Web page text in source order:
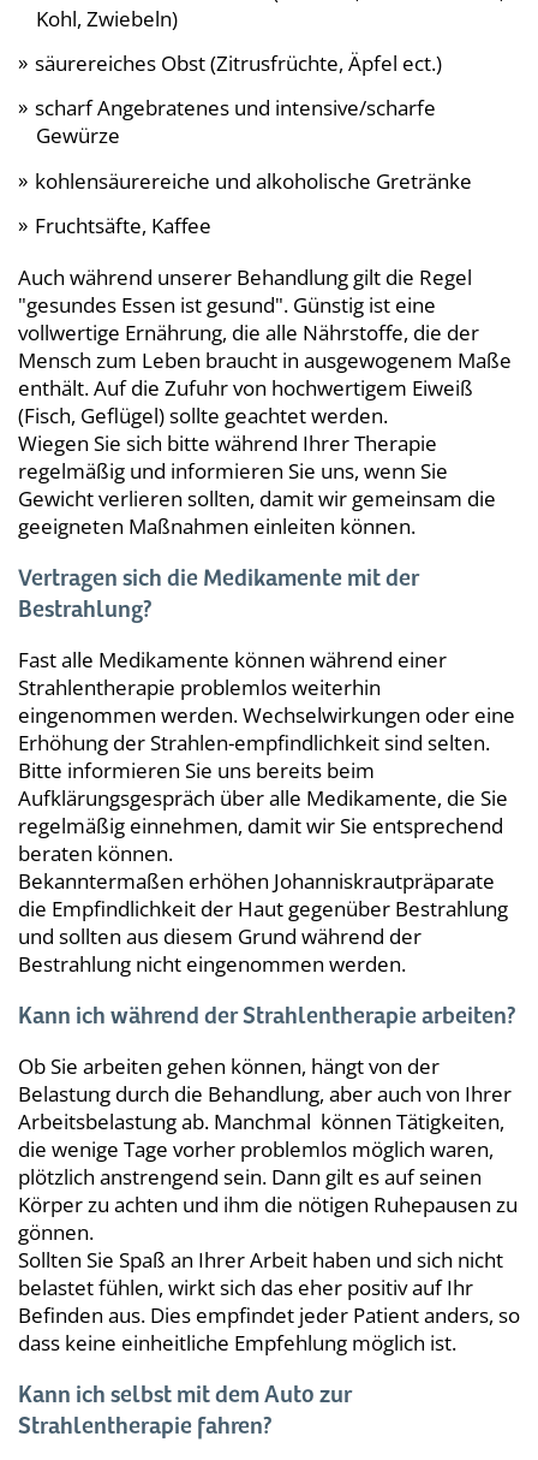
Kohl, Zwiebeln)
säurereiches Obst (Zitrusfrüchte, Äpfel ect.)
scharf Angebratenes und intensive/scharfe
Gewürze
kohlensäurereiche und alkoholische Gretränke
Fruchtsäfte, Kaffee
Auch während unserer Behandlung gilt die Regel
"gesundes Essen ist gesund". Günstig ist eine
vollwertige Ernährung, die alle Nährstoffe, die der
Mensch zum Leben braucht in ausgewogenem Maße
enthält. Auf die Zufuhr von hochwertigem Eiweiß
(Fisch, Geflügel) sollte geachtet werden.
Wiegen Sie sich bitte während Ihrer Therapie
regelmäßig und informieren Sie uns, wenn Sie
Gewicht verlieren sollten, damit wir gemeinsam die
geeigneten Maßnahmen einleiten können.
Vertragen sich die Medikamente mit der
Bestrahlung?
Fast alle Medikamente können während einer
Strahlentherapie problemlos weiterhin
eingenommen werden. Wechselwirkungen oder eine
Erhöhung der Strahlen-empfindlichkeit sind selten.
Bitte informieren Sie uns bereits beim
Aufklärungsgespräch über alle Medikamente, die Sie
regelmäßig einnehmen, damit wir Sie entsprechend
beraten können.
Bekanntermaßen erhöhen Johanniskrautpräparate
die Empfindlichkeit der Haut gegenüber Bestrahlung
und sollten aus diesem Grund während der
Bestrahlung nicht eingenommen werden.
Kann ich während der Strahlentherapie arbeiten?
Ob Sie arbeiten gehen können, hängt von der
Belastung durch die Behandlung, aber auch von Ihrer
Arbeitsbelastung ab. Manchmal können Tätigkeiten,
die wenige Tage vorher problemlos möglich waren,
plötzlich anstrengend sein. Dann gilt es auf seinen
Körper zu achten und ihm die nötigen Ruhepausen zu
gönnen.
Sollten Sie Spaß an Ihrer Arbeit haben und sich nicht
belastet fühlen, wirkt sich das eher positiv auf Ihr
Befinden aus. Dies empfindet jeder Patient anders, so
dass keine einheitliche Empfehlung möglich ist.
Kann ich selbst mit dem Auto zur
Strahlentherapie fahren?